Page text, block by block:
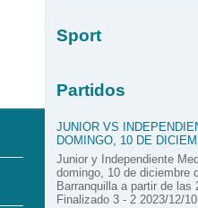
Sport
Partidos
JUNIOR VS
DOMINGO, 10 DE
Junior y Independiente
domingo, 10 de diciembre
Barranquilla a partir de las
Finalizado 3 - 2 2023/12/